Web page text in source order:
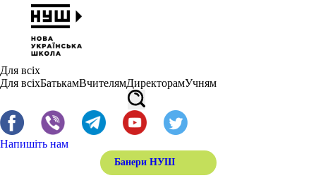
Для всіх
Для всіхБатькамВчителямДиректорамУчням
Напишіть нам
Банери НУШ